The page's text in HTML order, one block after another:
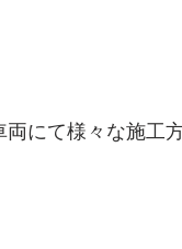
にて様々な施工